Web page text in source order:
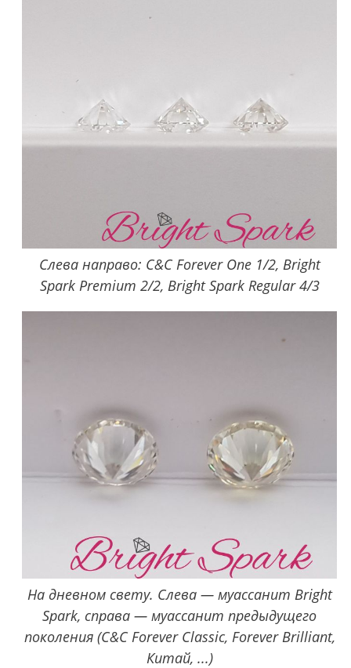
Слева направо: C&C Forever One 1/2, Bright
Spark Premium 2/2, Bright Spark Regular 4/3
На дневном свету. Слева — муассанит Bright
Spark, справа — муассанит предыдущего
поколения (C&C Forever Classic, Forever Brilliant,
Китай, ...)